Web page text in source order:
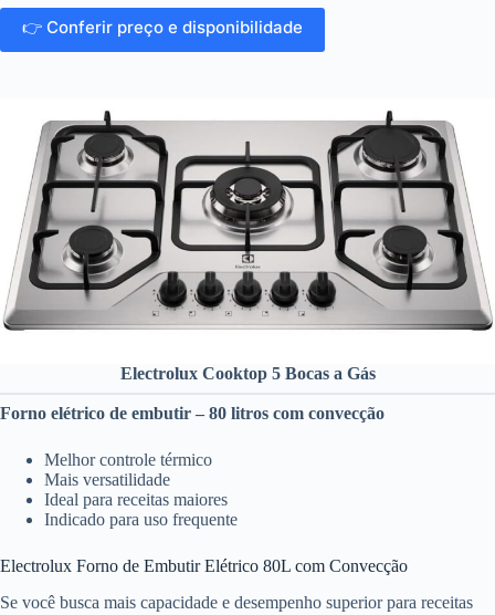
👉 Conferir preço e disponibilidade
Electrolux Cooktop 5 Bocas a Gás
Forno elétrico de embutir – 80 litros com convecção
Melhor controle térmico
Mais versatilidade
Ideal para receitas maiores
Indicado para uso frequente
Electrolux Forno de Embutir Elétrico 80L com Convecção
Se você busca mais capacidade e desempenho superior para receitas